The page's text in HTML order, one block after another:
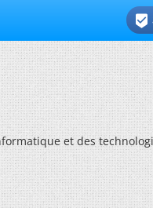

et des